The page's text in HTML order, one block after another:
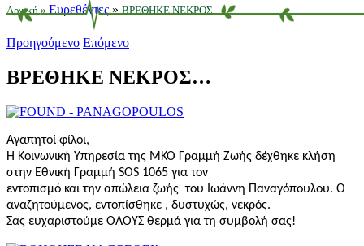
Αρχική » Ευρεθέντες » ΒΡΕΘΗΚΕ ΝΕΚΡΟΣ…
Προηγούμενο Επόμενο
ΒΡΕΘΗΚΕ ΝΕΚΡΟΣ…
Αγαπητοί φίλοι,
Η Κοινωνική Υπηρεσία της ΜΚΟ Γραμμή Ζωής δέχθηκε κλήση
στην Εθνική Γραμμή SOS 1065 για τον
εντοπισμό και την απώλεια ζωής του Ιωάννη Παναγόπουλου. Ο
αναζητούμενος, εντοπίσθηκε , δυστυχώς, νεκρός.
Σας ευχαριστούμε ΟΛΟΥΣ θερμά για τη συμβολή σας!